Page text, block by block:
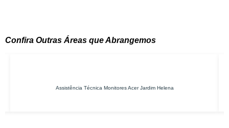
Confira Outras Áreas que Abrangemos
Acer Jardim Helena Conserto de No-breaks